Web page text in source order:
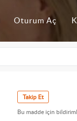
Oturum Aç
Takip Et
Bu madde için